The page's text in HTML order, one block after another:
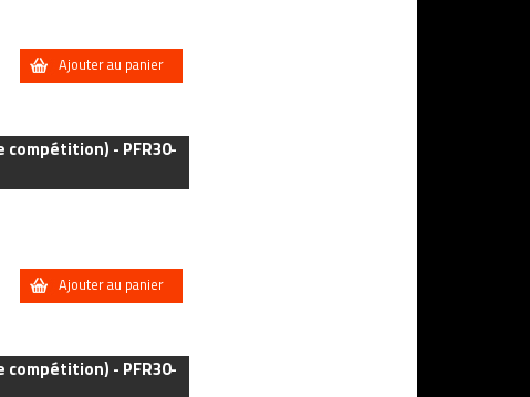
Ajouter au panier
- PFR30-
Ajouter au panier
- PFR30-